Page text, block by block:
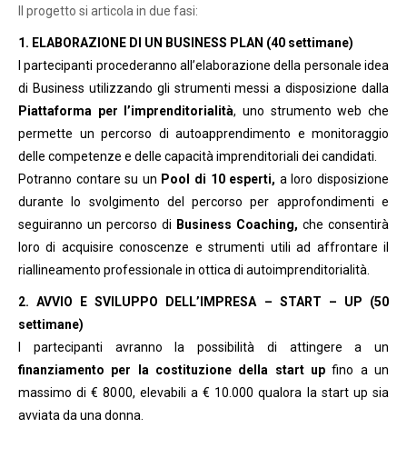
Il progetto si articola in due fasi:
1. ELABORAZIONE DI UN BUSINESS PLAN (40 settimane)
I partecipanti procederanno all’elaborazione della personale idea
di Business utilizzando gli strumenti messi a disposizione dalla
Piattaforma per l’imprenditorialità, uno strumento web che
permette un percorso di autoapprendimento e monitoraggio
delle competenze e delle capacità imprenditoriali dei candidati.
Potranno contare su un Pool di 10 esperti, a loro disposizione
durante lo svolgimento del percorso per approfondimenti e
seguiranno un percorso di Business Coaching, che consentirà
loro di acquisire conoscenze e strumenti utili ad affrontare il
riallineamento professionale in ottica di autoimprenditorialità.
2. AVVIO E SVILUPPO DELL’IMPRESA – START – UP (50
settimane)
I partecipanti avranno la possibilità di attingere a un
finanziamento per la costituzione della start up fino a un
massimo di € 8000, elevabili a € 10.000 qualora la start up sia
avviata da una donna.